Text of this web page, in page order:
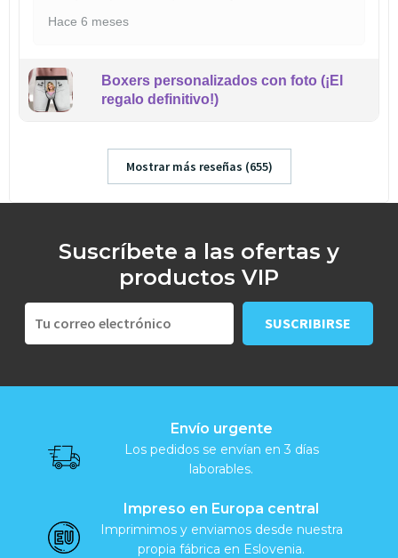
Hace 6 meses
Boxers personalizados con foto (¡El
regalo definitivo!)
Mostrar más reseñas (655)
Suscríbete a las ofertas y
productos VIP
Envío urgente
Los pedidos se envían en 3 días
laborables.
Impreso en Europa central
Imprimimos y enviamos desde nuestra
propia fábrica en Eslovenia.